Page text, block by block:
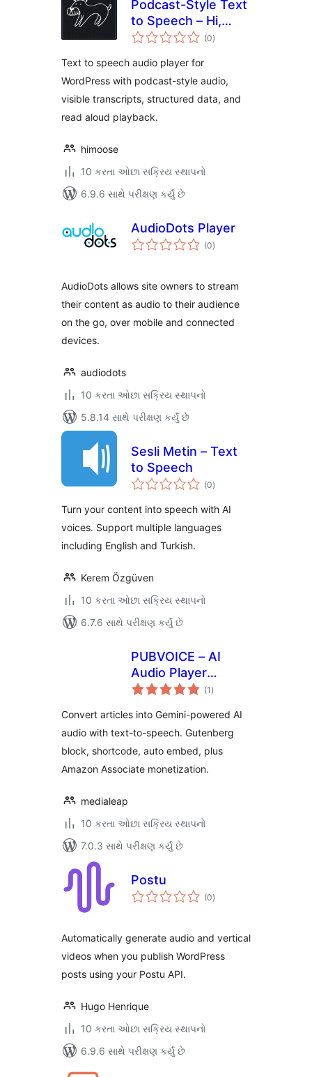
Podcast-Style Text
to Speech – Hi,
Moose
(0કુલ
રેટિંગ્સ
)
Text to speech audio player for
WordPress with podcast-style audio,
visible transcripts, structured data, and
read aloud playback.
himoose
10 કરતા ઓછા સક્રિય સ્થાપનો
6.9.6 સાથે પરીક્ષણ કર્યું છે
AudioDots Player
(0કુલ
રેટિંગ્સ
)
AudioDots allows site owners to stream
their content as audio to their audience
on the go, over mobile and connected
devices.
audiodots
10 કરતા ઓછા સક્રિય સ્થાપનો
5.8.14 સાથે પરીક્ષણ કર્યું છે
Sesli Metin – Text
to Speech
(0કુલ
રેટિંગ્સ
)
Turn your content into speech with AI
voices. Support multiple languages
including English and Turkish.
Kerem Özgüven
10 કરતા ઓછા સક્રિય સ્થાપનો
6.7.6 સાથે પરીક્ષણ કર્યું છે
PUBVOICE – AI
Audio Player
Powered by Gemini
(1 કુલ
રેટિંગ્સ
)
Convert articles into Gemini-powered AI
audio with text-to-speech. Gutenberg
block, shortcode, auto embed, plus
Amazon Associate monetization.
medialeap
10 કરતા ઓછા સક્રિય સ્થાપનો
7.0.3 સાથે પરીક્ષણ કર્યું છે
Postu
(0કુલ
રેટિંગ્સ
)
Automatically generate audio and vertical
videos when you publish WordPress
posts using your Postu API.
Hugo Henrique
10 કરતા ઓછા સક્રિય સ્થાપનો
6.9.6 સાથે પરીક્ષણ કર્યું છે